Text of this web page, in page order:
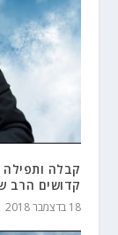
קדושים הרב
18 בדצמבר 2018